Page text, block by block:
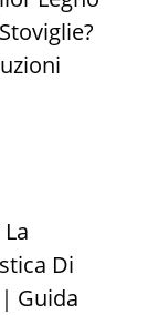
Di
Guida